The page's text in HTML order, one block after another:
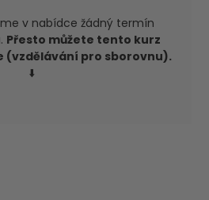
v nabídce žádný termín
Přesto můžete tento kurz
(vzdělávání pro sborovnu).
⬇️